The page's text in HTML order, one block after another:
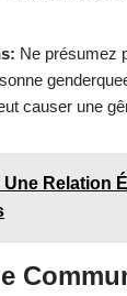
Ne présumez
causer une
Relation